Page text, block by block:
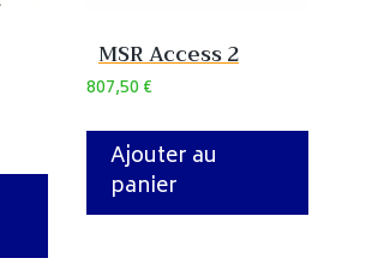
MSR Access 2
807,50€
Ajouter au
panier